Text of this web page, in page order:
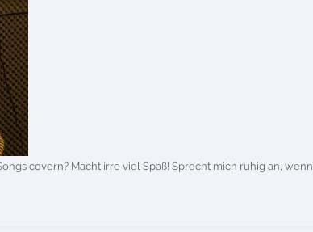
covern? Macht irre viel Spaß! Sprecht mich ruhig an, wenn